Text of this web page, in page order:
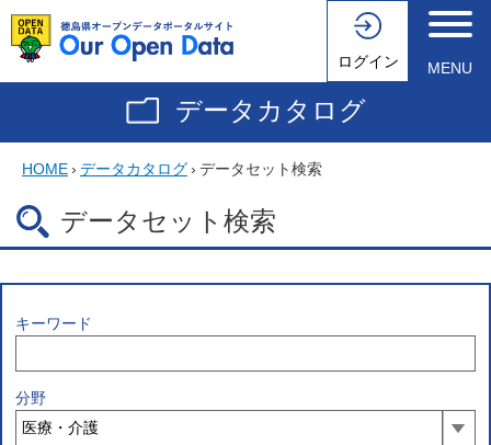
ログイン MENU
データカタログ
HOME› データカタログ› データセット検索
データセット検索
キーワード
分野